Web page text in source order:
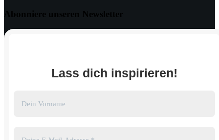
Abonniere unseren Newsletter
Lass dich inspirieren!